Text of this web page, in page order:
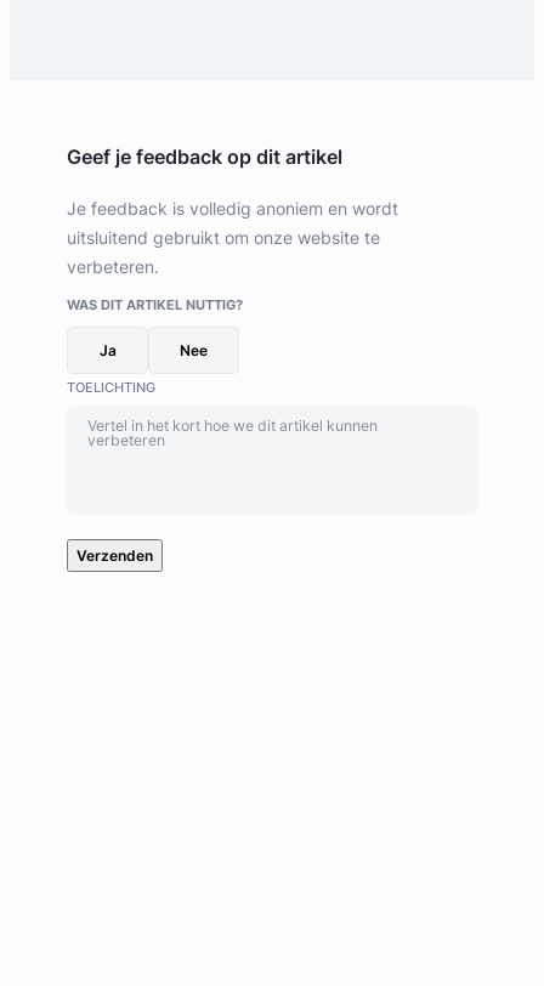
Geef je feedback op dit artikel
Je feedback is volledig anoniem en wordt
uitsluitend gebruikt om onze website te
verbeteren.
WAS DIT ARTIKEL NUTTIG?
Ja Nee
TOELICHTING
Verzenden